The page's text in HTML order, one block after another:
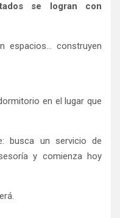
se logran con
espacios… construyen
en el lugar que
busca un servicio de
y comienza hoy